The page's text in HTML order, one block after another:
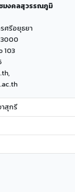
ชมงคลสุวรรณภูมิ
ศรีอยุธยา
103
สุกรี